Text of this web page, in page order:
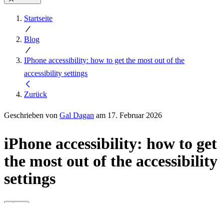
Startseite
Blog
IPhone accessibility: how to get the most out of the
accessibility settings
Zurück
Geschrieben von Gal Dagan am 17. Februar 2026
iPhone accessibility: how to get
the most out of the accessibility
settings